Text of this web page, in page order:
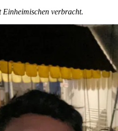
Einheimischen verbracht.